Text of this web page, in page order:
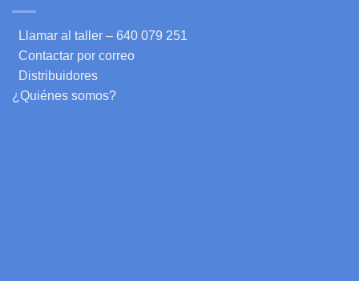
Llamar al taller – 640 079 251
Contactar por correo
Distribuidores
¿Quiénes somos?